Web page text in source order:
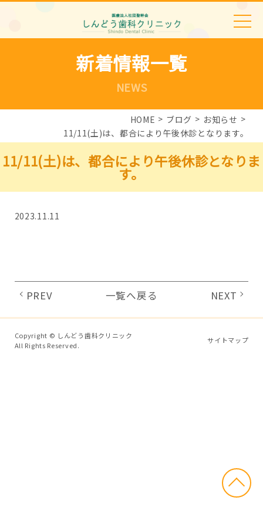
新着情報一覧
NEWS
HOME ブログ
お知らせ
11/11(土)は、都合により午後休診となります。
11/11(土)は、都合により午後休診となりま
す。
2023.11.11
PREV 一覧へ戻る NEXT
Copyright © しんどう歯科クリニック
All Rights Reserved.
サイトマップ